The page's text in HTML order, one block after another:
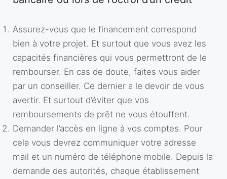
Assurez-vous que le financement correspond
bien à votre projet. Et surtout que vous avez les
capacités financières qui vous permettront de le
rembourser. En cas de doute, faites vous aider
par un conseiller. Ce dernier a le devoir de vous
avertir. Et surtout d’éviter que vos
remboursements de prêt ne vous étouffent.
Demander l’accès en ligne à vos comptes. Pour
cela vous devrez communiquer votre adresse
mail et un numéro de téléphone mobile. Depuis la
demande des autorités, chaque établissement